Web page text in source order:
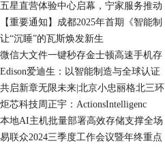
五星直营体验中心启幕，宁家服务推动
【重要通知】成都2025年首期《智能制
让“沉睡”的瓦斯焕发新生
微信大文件一键秒存金士顿高速手机存
Edison爱迪生：以智能制造与全球认证
共启新章无限未来|北京小忠丽格北三环
炬芯科技周正宇：ActionsIntelligenc
本地AI主机批量部署高效存储支撑全场
易联众2024三季度工作会议暨年终重点